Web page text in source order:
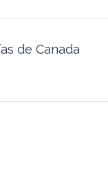
de Canada